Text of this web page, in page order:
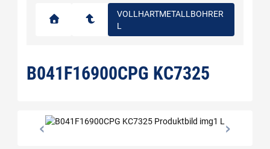
VOLLHARTMETALLBOHRER
L
B041F16900CPG KC7325